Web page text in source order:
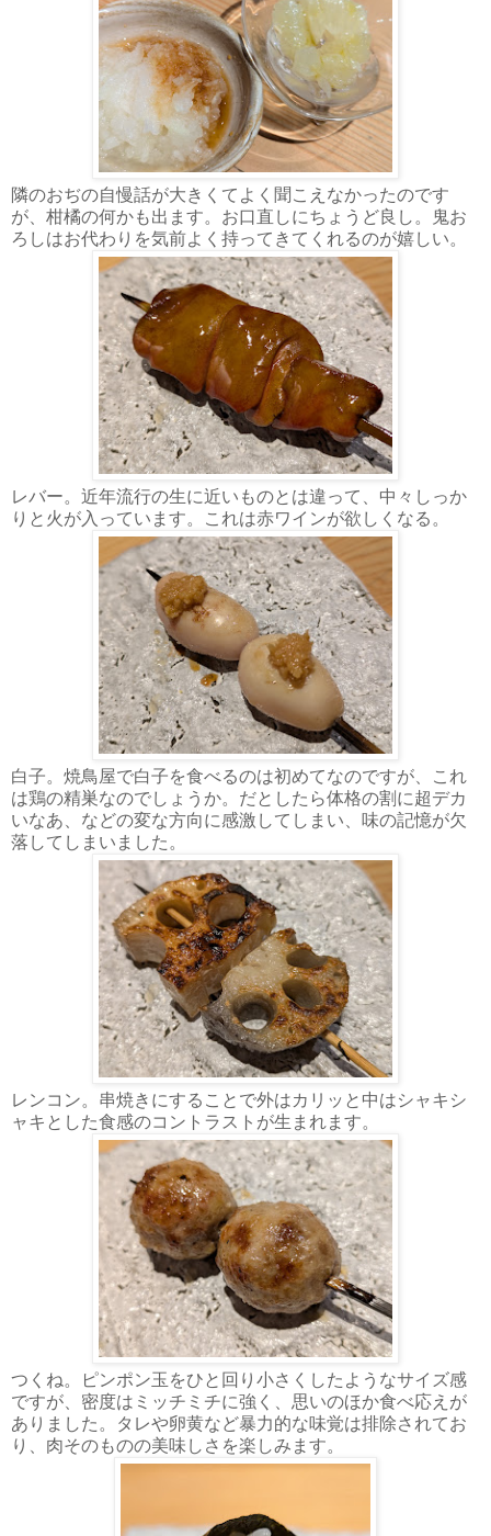
隣のおぢの自慢話が大きくてよく聞こえなかったのです
が、柑橘の何かも出ます。お口直しにちょうど良し。鬼お
ろしはお代わりを気前よく持ってきてくれるのが嬉しい。
レバー。近年流行の生に近いものとは違って、中々しっか
りと火が入っています。これは赤ワインが欲しくなる。
白子。焼鳥屋で白子を食べるのは初めてなのですが、これ
は鶏の精巣なのでしょうか。だとしたら体格の割に超デカ
いなあ、などの変な方向に感激してしまい、味の記憶が欠
落してしまいました。
レンコン。串焼きにすることで外はカリッと中はシャキシ
ャキとした食感のコントラストが生まれます。
つくね。ピンポン玉をひと回り小さくしたようなサイズ感
ですが、密度はミッチミチに強く、思いのほか食べ応えが
ありました。タレや卵黄など暴力的な味覚は排除されてお
り、肉そのものの美味しさを楽しみます。